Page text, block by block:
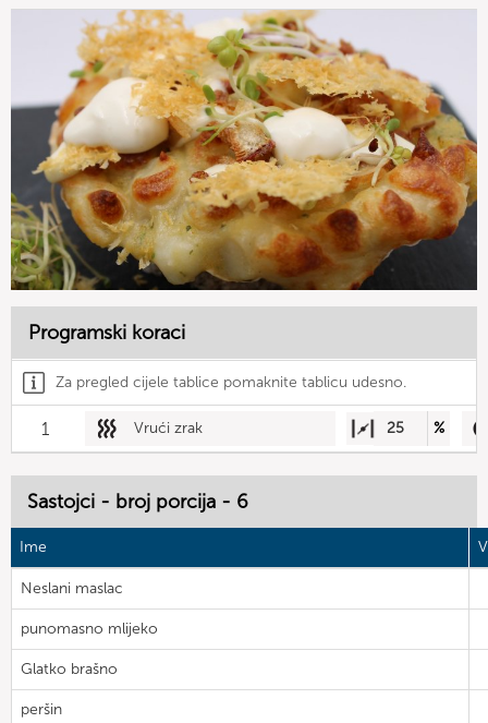
Programski koraci
Za pregled cijele tablice pomaknite tablicu udesno.
1 Vrući zrak 25 %
Sastojci - broj porcija - 6
Ime
Neslani maslac
punomasno mlijeko
Glatko brašno
peršin